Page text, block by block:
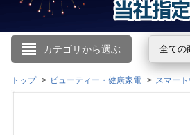
カテゴリから選ぶ 全ての
こんにちは
ログイン
トップ ビューティー・健康家電 スマー